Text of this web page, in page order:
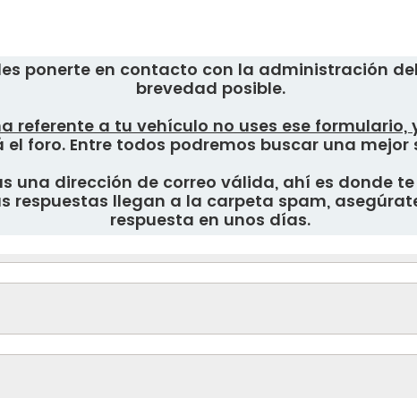
ponerte en contacto con la administración
brevedad posible.
referente a tu vehículo no uses ese formulario,
el foro. Entre todos podremos buscar una mejor
una dirección de correo válida, ahí es donde
respuestas llegan a la carpeta spam,
respuesta en unos días.